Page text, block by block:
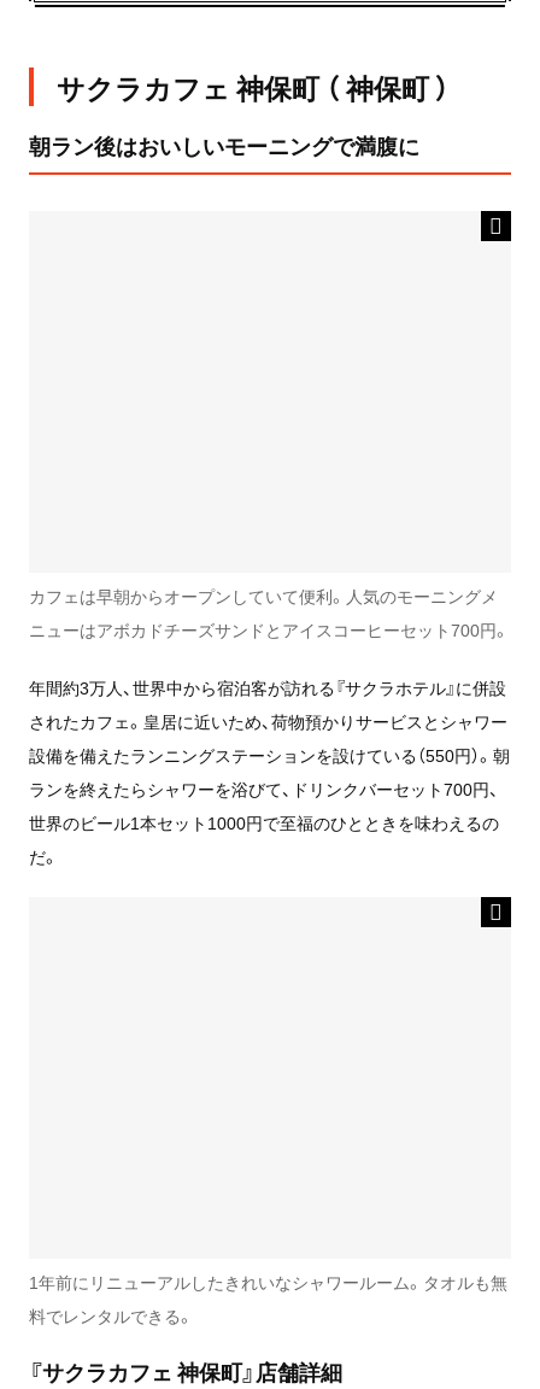
サクラカフェ 神保町 （ 神保町 ）
朝ラン後はおいしいモーニングで満腹に
カフェは早朝からオープンしていて便利。人気のモーニングメ
ニューはアボカドチーズサンドとアイスコーヒーセット700円。
年間約3万人、世界中から宿泊客が訪れる『サクラホテル』に併設
されたカフェ。皇居に近いため、荷物預かりサービスとシャワー
設備を備えたランニングステーションを設けている（550円）。朝
ランを終えたらシャワーを浴びて、ドリンクバーセット700円、
世界のビール1本セット1000円で至福のひとときを味わえるの
だ。
1年前にリニューアルしたきれいなシャワールーム。タオルも無
料でレンタルできる。
『サクラカフェ 神保町』店舗詳細